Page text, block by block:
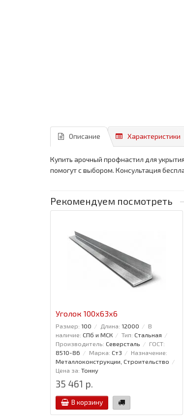
Описание Характеристики
Купить арочный профнастил для
помогут с выбором. Консультация
Рекомендуем посмотреть
Уголок 100x63x6
Размер: 100 Длина: 12000
В
наличие: СПб и МСК Тип: Стальная
Производитель: Северсталь
ГОСТ:
8510-86
Марка: Ст3
Назначение:
Металлоконструкции, Строительство
Цена за: Тонну
35 461 р.
В корзину